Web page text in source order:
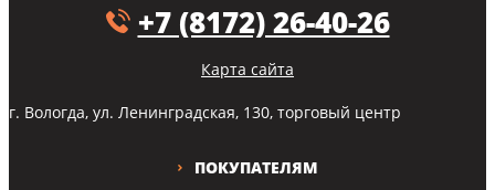
ПОКУПАТЕЛЯМ
+7 (8172) 26-40-26
Карта сайта
г. Вологда, ул. Ленинградская, 130, торговый центр